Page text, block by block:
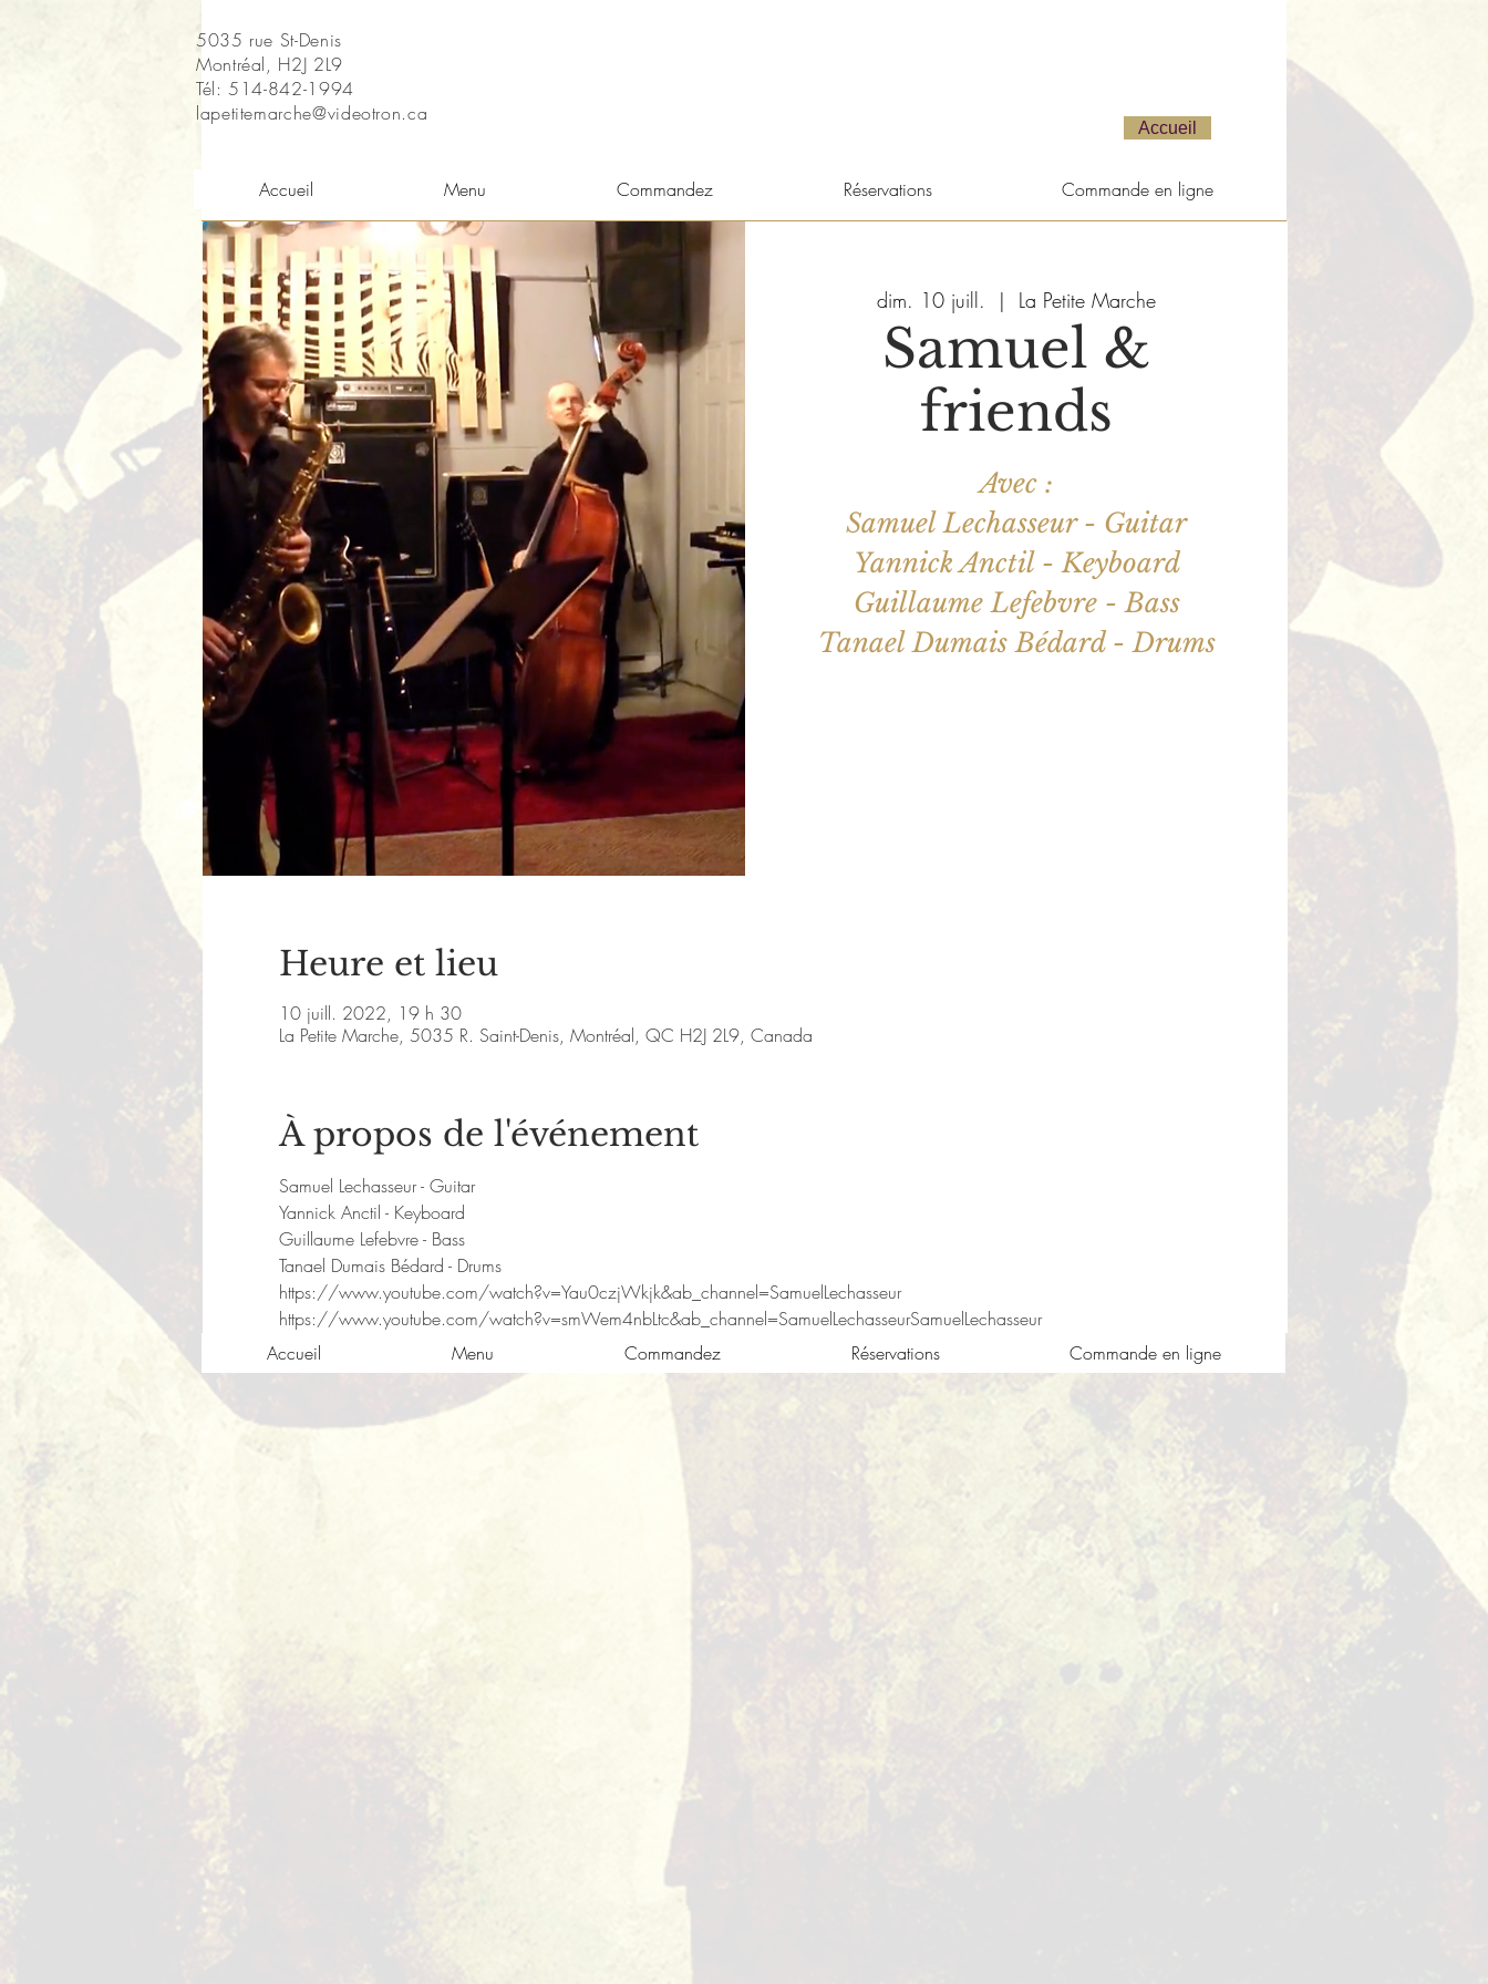
5035 rue St-Denis
Montréal, H2J 2L9
Tél: 514-842-1994
lapetitemarche@videotron.ca
Accueil
Accueil Menu Commandez Réservations Commande en ligne
dim. 10 juill.
  |
La Petite Marche
Samuel &
friends
Avec :
Samuel Lechasseur - Guitar
Yannick Anctil - Keyboard
Guillaume Lefebvre - Bass
Tanael Dumais Bédard - Drums
Heure et lieu
10 juill. 2022, 19 h 30
La Petite Marche, 5035 R. Saint-Denis, Montréal, QC H2J 2L9, Canada
À propos de l'événement
Samuel Lechasseur - Guitar
Yannick Anctil - Keyboard
Guillaume Lefebvre - Bass
Tanael Dumais Bédard - Drums
https://www.youtube.com/watch?v=Yau0czjWkjk&ab_channel=SamuelLechasseur
https://www.youtube.com/watch?v=smWem4nbLtc&ab_channel=SamuelLechasseurSamuelLechasseur
Accueil
Menu Commandez Réservations Commande en ligne